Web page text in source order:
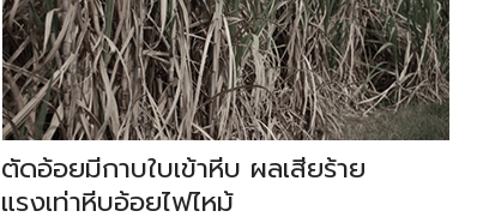
ตัดอ้อยมีกาบใบเข้าหีบ ผลเสียร้าย
แรงเท่าหีบอ้อยไฟไหม้